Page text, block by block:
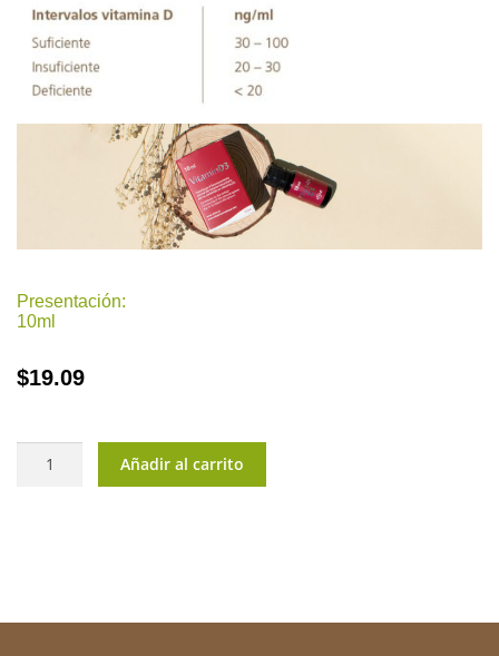
Presentación:
10ml
$19.09
D3K2
Añadir al carrito